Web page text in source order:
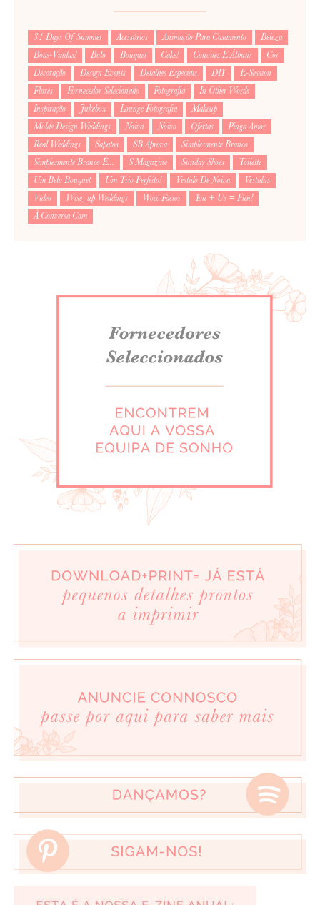
31 Days Of Summer Acessórios Animação Para Casamento
Beleza
Boas-Vindas!
Bolo Bouquet Cake! Convites E Álbuns
Cor
Decoração
Design Events Detalhes Especiais DIY
E-Session
Flores
Fornecedor Selecionado Fotografia
In Other Words
Inspiração
Jukebox Lounge Fotografia
Makeup
Molde Design Weddings
Noiva Noivo Ofertas
Pinga Amor
Real Weddings
Sapatos SB Aprova
Simplesmente Branco
Simplesmente Branco É...
S Magazine Sunday Shoes
Toilette
Um Belo Bouquet
Um Trio Perfeito! Vestido De Noiva
Vestidus
Video
Wise_up Weddings Wow Factor
You + Us = Fun!
À Conversa Com